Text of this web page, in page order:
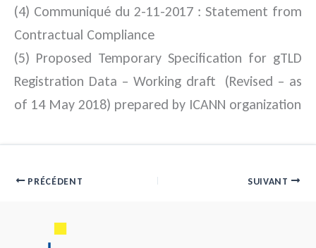
(4) Communiqué du 2-11-2017 : Statement from
Contractual Compliance
(5) Proposed Temporary Specification for gTLD
Registration Data – Working draft (Revised – as
of 14 May 2018) prepared by ICANN organization
PRÉCÉDENT SUIVANT